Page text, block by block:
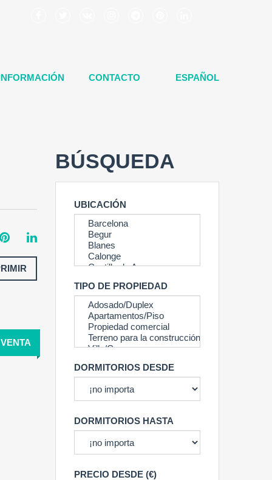
CONTACTO ESPAÑOL
VENTA
BÚSQUEDA
UBICACIÓN
TIPO DE PROPIEDAD
DORMITORIOS DESDE
DORMITORIOS HASTA
PRECIO DESDE (€)